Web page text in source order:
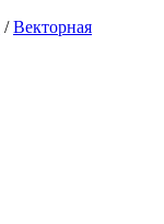
/Векторная